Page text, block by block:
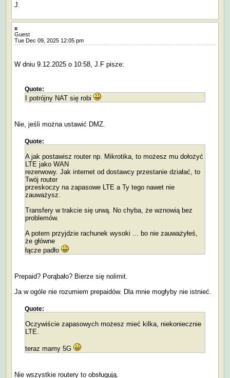
J.
x
Guest
Tue Dec 09, 2025 12:05 pm
W dniu 9.12.2025 o 10:58, J.F pisze:
Quote:
I potrójny NAT się robi
Nie, jeśli można ustawić DMZ.
Quote:
A jak postawisz router np. Mikrotika, to możesz mu dołożyć
LTE jako WAN
rezerwowy. Jak internet od dostawcy przestanie działać, to
Twój router
przeskoczy na zapasowe LTE a Ty tego nawet nie
zauważysz.
Transfery w trakcie się urwą. No chyba, że wznowią bez
problemów.
A potem przyjdzie rachunek wysoki ... bo nie zauważyłeś,
że główne
łącze padło
Prepaid? Porąbało? Bierze się nolimit.
Ja w ogóle nie rozumiem prepaidów. Dla mnie mogłyby nie istnieć.
Quote:
Oczywiście zapasowych możesz mieć kilka, niekoniecznie
LTE.
teraz mamy 5G
Nie wszystkie routery to obsługują.